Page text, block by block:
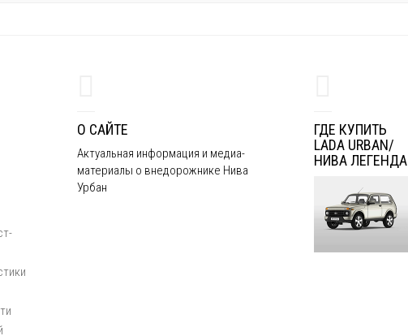
О САЙТЕ
Актуальная информация и медиа-
материалы о внедорожнике Нива
Урбан
ГДЕ КУПИТЬ
LADA URBAN/
НИВА ЛЕГЕНДА